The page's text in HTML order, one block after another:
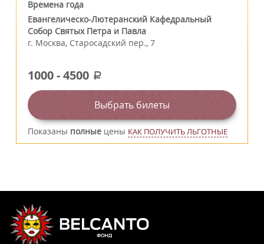
Времена года
Евангелическо-Лютеранский Кафедральный
Собор Святых Петра и Павла
г. Москва, Старосадский пер., 7
1000-4500 a
Выбрать билеты
Показаны полные цены КАК ПОЛУЧИТЬ ЛЬГОТНЫЕ